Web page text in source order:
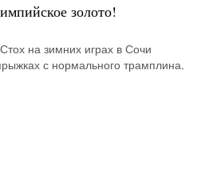
золото!
на зимних играх в Сочи
с нормального трамплина.